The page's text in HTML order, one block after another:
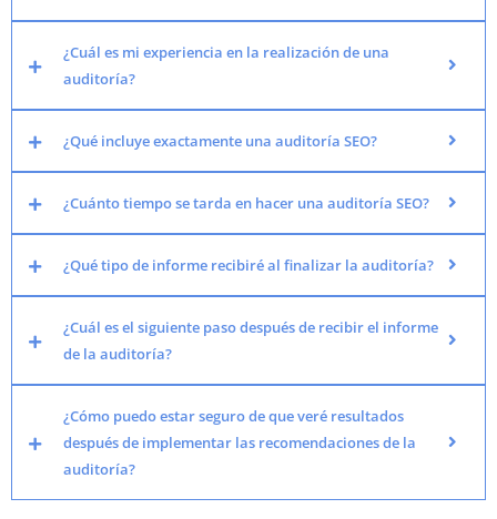
¿Cuál es mi experiencia en la realización de una
auditoría?
¿Qué incluye exactamente una auditoría SEO?
¿Cuánto tiempo se tarda en hacer una auditoría SEO?
¿Qué tipo de informe recibiré al finalizar la auditoría?
¿Cuál es el siguiente paso después de recibir el informe
de la auditoría?
¿Cómo puedo estar seguro de que veré resultados
después de implementar las recomendaciones de la
auditoría?